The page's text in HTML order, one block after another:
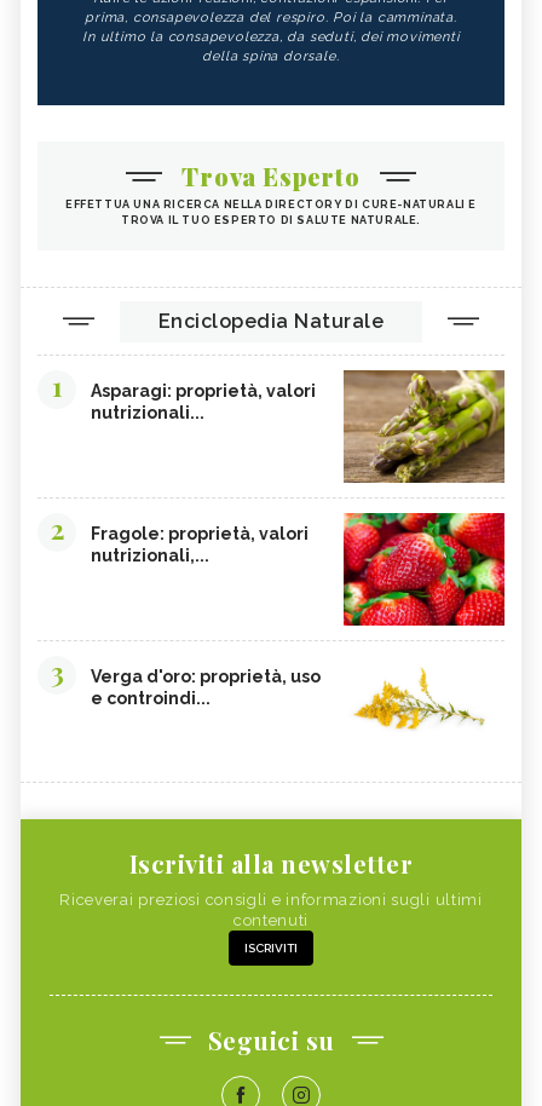
prima, consapevolezza del respiro. Poi la camminata.
In ultimo la consapevolezza, da seduti, dei movimenti
della spina dorsale.
Trova Esperto
EFFETTUA UNA RICERCA NELLA DIRECTORY DI CURE-NATURALI E
TROVA IL TUO ESPERTO DI SALUTE NATURALE.
Enciclopedia Naturale
1
Asparagi: proprietà, valori
nutrizionali...
2
Fragole: proprietà, valori
nutrizionali,...
3
Verga d'oro: proprietà, uso
e controindi...
Iscriviti alla newsletter
Riceverai preziosi consigli e informazioni sugli ultimi
contenuti
ISCRIVITI
Seguici su